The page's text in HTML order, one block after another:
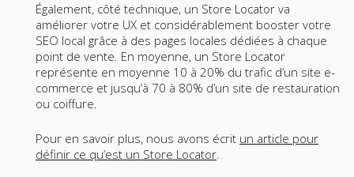
Également, côté technique, un Store Locator va
améliorer votre UX et considérablement booster votre
SEO local grâce à des pages locales dédiées à chaque
point de vente. En moyenne, un Store Locator
représente en moyenne 10 à 20% du trafic d’un site e-
commerce et jusqu’à 70 à 80% d’un site de restauration
ou coiffure.
Pour en savoir plus, nous avons écrit un article pour
définir ce qu’est un Store Locator.